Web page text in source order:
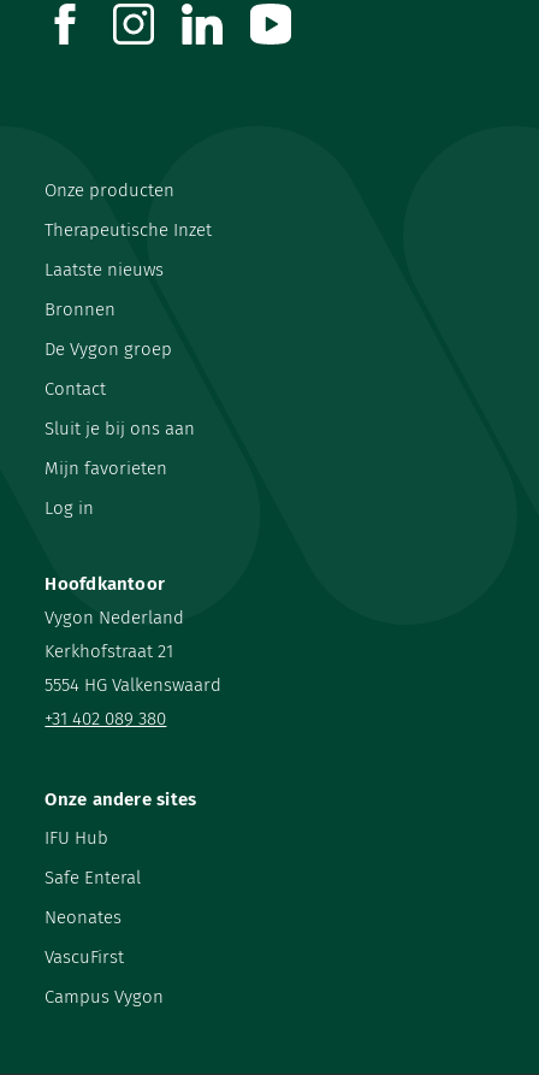
Hoofdkantoor
Vygon Nederland
Kerkhofstraat 21
5554 HG Valkenswaard
+31 402 089 380
Onze producten
Therapeutische Inzet
Laatste nieuws
Bronnen
De Vygon groep
Contact
Sluit je bij ons aan
Mijn favorieten
Log in
Onze andere sites
IFU Hub
Safe Enteral
Neonates
VascuFirst
Campus Vygon
facebookinstagramlinkedin